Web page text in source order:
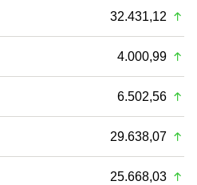
32.431,12
4.000,99
6.502,56
29.638,07
25.668,03